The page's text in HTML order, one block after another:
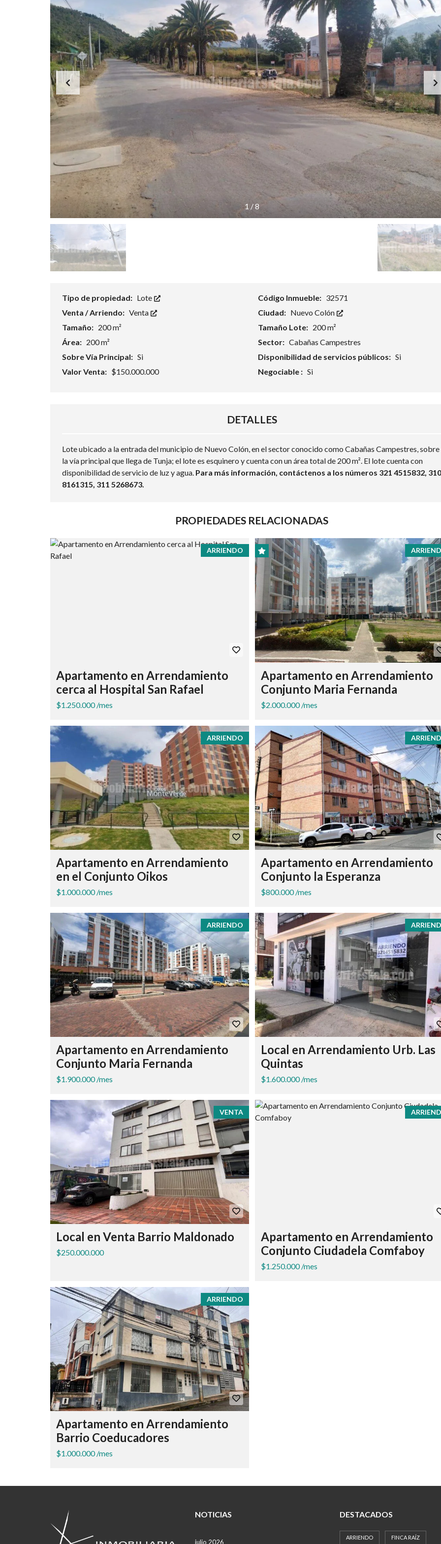
1 /8
Tipo de propiedad: Lote Código Inmueble: 32571
Venta / Arriendo: Venta Ciudad: Nuevo Colón
Tamaño: 200 m² Tamaño Lote: 200 m²
Área: 200 m² Sector: Cabañas Campestres
Sobre Vía Principal: Si Disponibilidad de servicios públicos: Si
Valor Venta: $150.000.000 Negociable : Si
DETALLES
Lote ubicado a la entrada del municipio de Nuevo Colón, en el sector conocido como Cabañas Campestres, sobre
la vía principal que llega de Tunja; el lote es esquinero y cuenta con un área total de 200 m². El lote cuenta con
disponibilidad de servicio de luz y agua. Para más información, contáctenos a los números 321 4515832, 310
8161315, 311 5268673.
PROPIEDADES RELACIONADAS
ARRIENDO
Apartamento en Arrendamiento
cerca al Hospital San Rafael
$1.250.000 /mes
Apartamento en Arrendamiento
Conjunto Maria Fernanda
$2.000.000 /mes
ARRIENDO
Apartamento en Arrendamiento
en el Conjunto Oikos
$1.000.000 /mes
Apartamento en Arrendamiento
Conjunto la Esperanza
$800.000 /mes
ARRIENDO
Apartamento en Arrendamiento
Conjunto Maria Fernanda
$1.900.000 /mes
Local en Arrendamiento Urb. Las
Quintas
$1.600.000 /mes
VENTA
Local en Venta Barrio Maldonado
$250.000.000
Apartamento en Arrendamiento
Conjunto Ciudadela Comfaboy
$1.250.000 /mes
ARRIENDO
Apartamento en Arrendamiento
Barrio Coeducadores
$1.000.000 /mes
NOTICIAS
julio 2026
DESTACADOS
ARRIENDO FINCA RAÍZ